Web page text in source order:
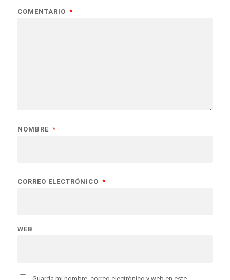
COMENTARIO *
NOMBRE *
CORREO ELECTRÓNICO *
WEB